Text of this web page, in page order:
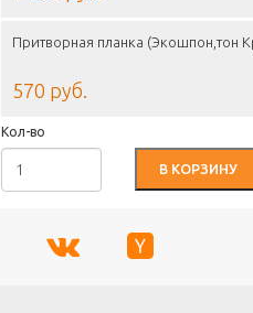
Притворная планка (Экошпон,тон
570 руб.
Кол-во
В КОРЗИНУ